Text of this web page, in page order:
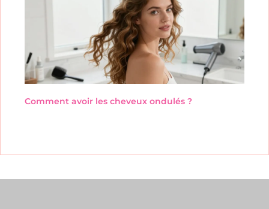
Comment avoir les cheveux ondulés ?